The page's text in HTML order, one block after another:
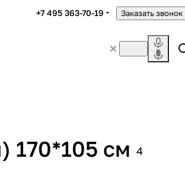
+7 495 363-70-19 Заказать звонок
170*105 см 4